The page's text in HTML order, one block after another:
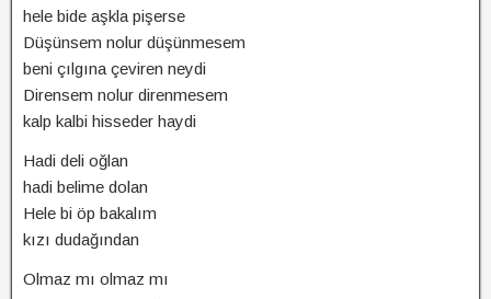
hele bide aşkla pişerse
Düşünsem nolur düşünmesem
beni çılgına çeviren neydi
Dirensem nolur direnmesem
kalp kalbi hisseder haydi
Hadi deli oğlan
hadi belime dolan
Hele bi öp bakalım
kızı dudağından
Olmaz mı olmaz mı